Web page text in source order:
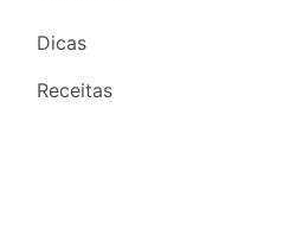
Dicas
Receitas